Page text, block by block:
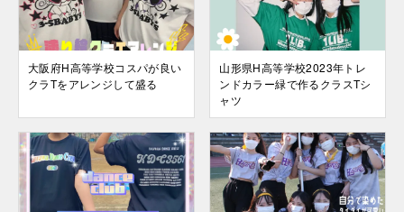
大阪府H高等学校コスパが良い
クラTをアレンジして盛る
山形県H高等学校2023年トレ
ンドカラー緑で作るクラスTシ
ャツ